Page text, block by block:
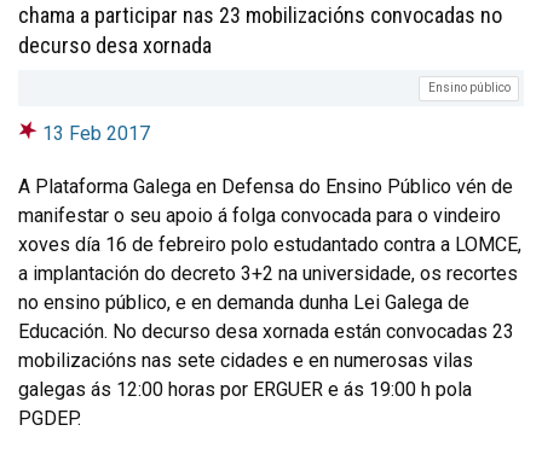
chama a participar nas 23 mobilizacións convocadas no
decurso desa xornada
Ensino público
13 Feb 2017
A Plataforma Galega en Defensa do Ensino Público vén de
manifestar o seu apoio á folga convocada para o vindeiro
xoves día 16 de febreiro polo estudantado contra a LOMCE,
a implantación do decreto 3+2 na universidade, os recortes
no ensino público, e en demanda dunha Lei Galega de
Educación. No decurso desa xornada están convocadas 23
mobilizacións nas sete cidades e en numerosas vilas
galegas ás 12:00 horas por ERGUER e ás 19:00 h pola
PGDEP.